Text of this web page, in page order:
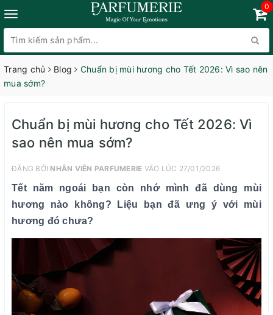
0
Trang chủ Blog
Chuẩn bị mùi hương cho Tết 2026: Vì sao nên
mua sớm?
Chuẩn bị mùi hương cho Tết 2026: Vì
sao nên mua sớm?
ĐĂNG BỞI NHÂN VIÊN PARFUMERIE VÀO LÚC 27/01/2026
Tết năm ngoái bạn còn nhớ mình đã dùng mùi
hương nào không? Liệu bạn đã ưng ý với mùi
hương đó chưa?